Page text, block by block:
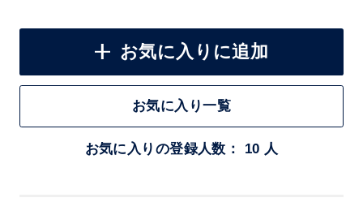
お気に入りに追加
お気に入り一覧
お気に入りの登録人数： 10 人